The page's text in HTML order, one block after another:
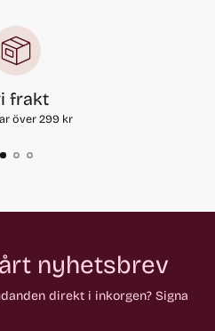
frakt
över 299 kr
nyhetsbrev
direkt i inkorgen? Signa